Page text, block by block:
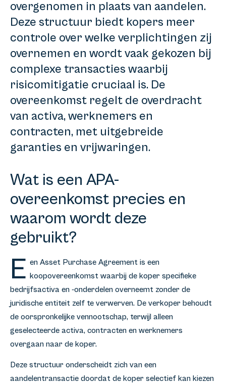
overgenomen in plaats van aandelen.
Deze structuur biedt kopers meer
controle over welke verplichtingen zij
overnemen en wordt vaak gekozen bij
complexe transacties waarbij
risicomitigatie cruciaal is. De
overeenkomst regelt de overdracht
van activa, werknemers en
contracten, met uitgebreide
garanties en vrijwaringen.
Wat is een APA-
overeenkomst precies en
waarom wordt deze
gebruikt?
E en Asset Purchase Agreement is een
koopovereenkomst waarbij de koper specifieke
bedrijfsactiva en -onderdelen overneemt zonder de
juridische entiteit zelf te verwerven. De verkoper behoudt
de oorspronkelijke vennootschap, terwijl alleen
geselecteerde activa, contracten en werknemers
overgaan naar de koper.
Deze structuur onderscheidt zich van een
aandelentransactie doordat de koper selectief kan kiezen